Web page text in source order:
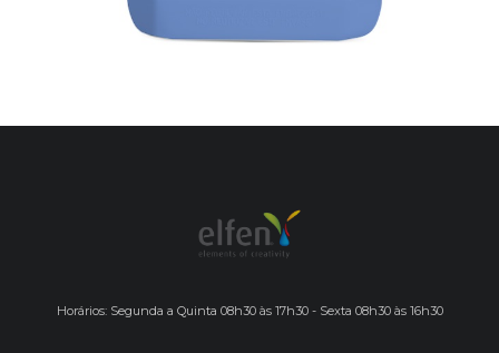
Horários: Segunda a Quinta 08h30 às 17h30 - Sexta 08h30 às 16h30